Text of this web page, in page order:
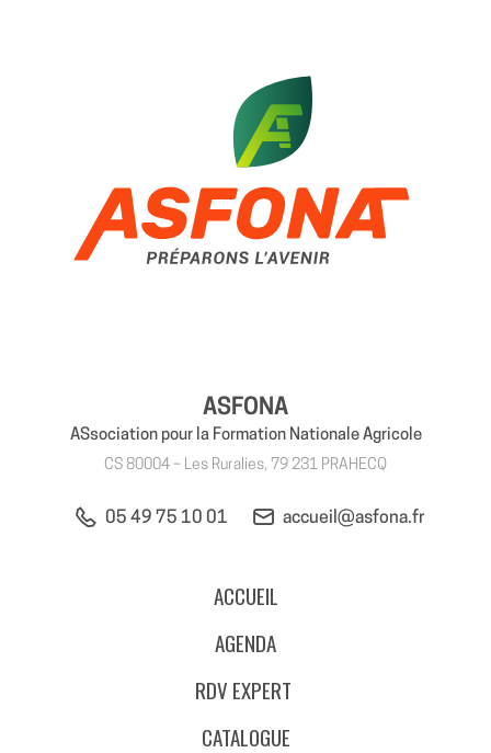
ASFONA
ASsociation pour la Formation Nationale Agricole
CS 80004 – Les Ruralies, 79 231 PRAHECQ
05 49 75 10 01 accueil@asfona.fr
ACCUEIL
AGENDA
RDV EXPERT
CATALOGUE